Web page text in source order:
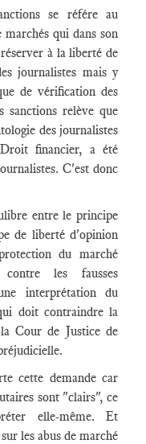
se référe au
marchés qui dans son
à la liberté de
journalistes mais y
de vérification des
sanctions relève que
des journalistes
financier, a été
C'est donc
entre le principe
de liberté d'opinion
du marché
les fausses
interprétation du
doit contraindre la
Cour de Justice de
cette demande car
sont "clairs", ce
elle-même. Et
les abus de marché